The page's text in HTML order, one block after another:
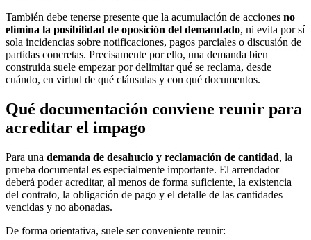
También debe tenerse presente que la acumulación de acciones no
elimina la posibilidad de oposición del demandado, ni evita por sí
sola incidencias sobre notificaciones, pagos parciales o discusión de
partidas concretas. Precisamente por ello, una demanda bien
construida suele empezar por delimitar qué se reclama, desde
cuándo, en virtud de qué cláusulas y con qué documentos.
Qué documentación conviene reunir para
acreditar el impago
Para una demanda de desahucio y reclamación de cantidad, la
prueba documental es especialmente importante. El arrendador
deberá poder acreditar, al menos de forma suficiente, la existencia
del contrato, la obligación de pago y el detalle de las cantidades
vencidas y no abonadas.
De forma orientativa, suele ser conveniente reunir: